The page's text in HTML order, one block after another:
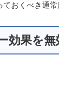
ておくべき通常
効果を無